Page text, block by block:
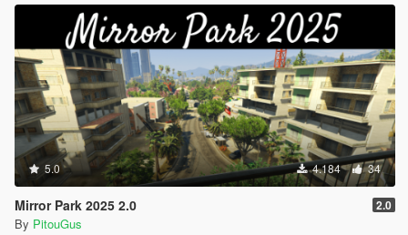
5.0 4.184 34
Mirror Park 2025 2.0 2.0
By PitouGus